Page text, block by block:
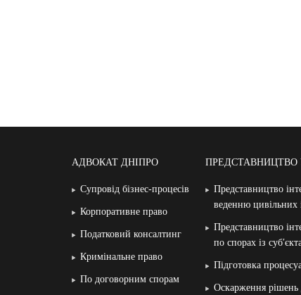
АДВОКАТ ДНІПРО
Супровід бізнес-процесів
Корпоративне право
Податковий консалтинг
Кримінальне право
По договорним спорам
ПРЕДСТАВНИЦТВО
Представництво
веденню цивільних
Представництво
по спорах із
Підготовка
Оскарження рішень